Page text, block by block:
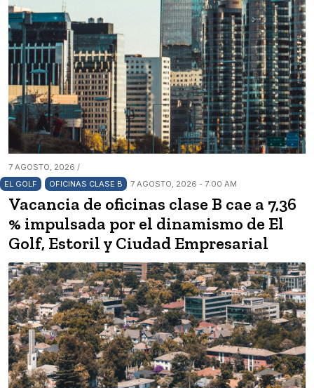
7 AGOSTO, 2026 /
EL GOLF
OFICINAS CLASE B 7 AGOSTO, 2026 - 7:00 AM
Vacancia de oficinas clase B cae a 7,36
% impulsada por el dinamismo de El
Golf, Estoril y Ciudad Empresarial